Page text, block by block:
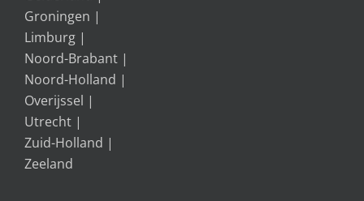
Groningen |
Limburg |
Noord-Brabant |
Noord-Holland |
Overijssel |
Utrecht |
Zuid-Holland |
Zeeland